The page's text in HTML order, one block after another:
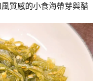
質感的小食海帶芽與醋